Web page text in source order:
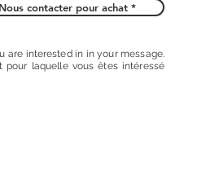
contacter pour achat *
are interested in in your message.
pour laquelle vous êtes intéressé